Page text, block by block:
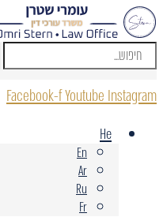
Facebook-fYoutube Instagram
He
En
Ar
Ru
Fr